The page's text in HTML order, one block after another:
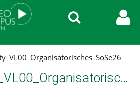
SustainAbility_VL00_Organisatorisches_SoSe26